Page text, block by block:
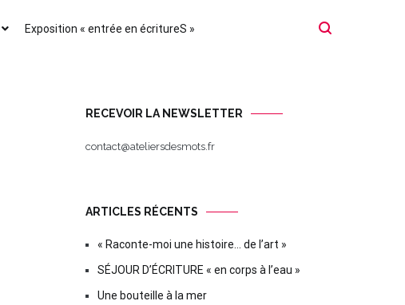
Exposition « entrée en écritureS »
RECEVOIR LA NEWSLETTER
contact@ateliersdesmots.fr
ARTICLES RÉCENTS
« Raconte-moi une histoire… de l’art »
SÉJOUR D’ÉCRITURE « en corps à l’eau »
Une bouteille à la mer